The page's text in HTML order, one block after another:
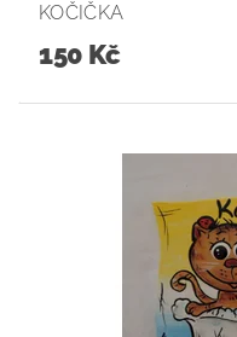
KOČIČKA
150 Kč